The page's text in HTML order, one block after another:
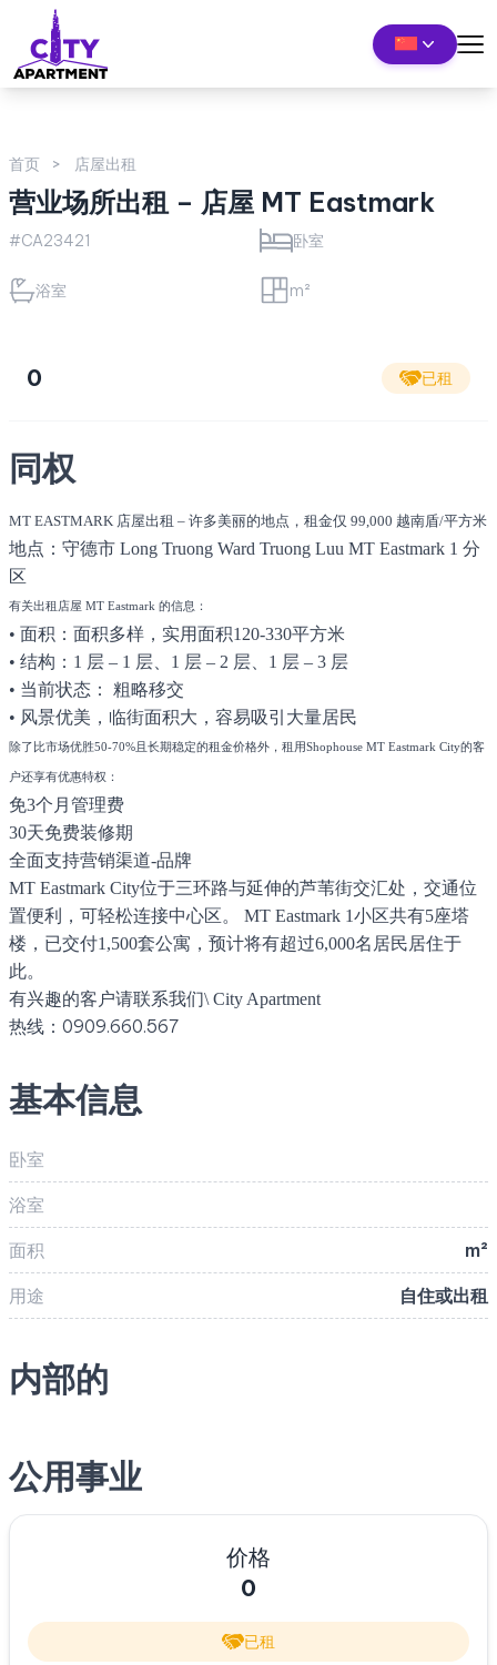
首页 店屋出租
营业场所出租 – 店屋 MT Eastmark
#CA23421 卧室
浴室 m²
0 已租
同权
MT EASTMARK 店屋出租 – 许多美丽的地点，租金仅 99,000 越南盾/平方米
地点：守德市 Long Truong Ward Truong Luu MT Eastmark 1 分
区
有关出租店屋 MT Eastmark 的信息：
• 面积：面积多样，实用面积120-330平方米
• 结构：1 层 – 1 层、1 层 – 2 层、1 层 – 3 层
• 当前状态： 粗略移交
• 风景优美，临街面积大，容易吸引大量居民
除了比市场优胜50-70%且长期稳定的租金价格外，租用Shophouse MT Eastmark City的客
户还享有优惠特权：
免3个月管理费
30天免费装修期
全面支持营销渠道-品牌
MT Eastmark City位于三环路与延伸的芦苇街交汇处，交通位
置便利，可轻松连接中心区。 MT Eastmark 1小区共有5座塔
楼，已交付1,500套公寓，预计将有超过6,000名居民居住于
此。
有兴趣的客户请联系我们\ City Apartment
热线：0909.660.567
基本信息
卧室
浴室
面积 m²
用途 自住或出租
内部的
公用事业
价格
0
已租